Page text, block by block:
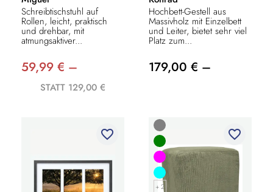
Schreibtischstuhl auf
Rollen, leicht, praktisch
und drehbar, mit
atmungsaktiver...
59,99 € –
STATT 129,00 €
Hochbett-Gestell aus
Massivholz mit Einzelbett
und Leiter, bietet sehr viel
Platz zum...
179,00 € –
favorite_border
+ 2
favorite_border